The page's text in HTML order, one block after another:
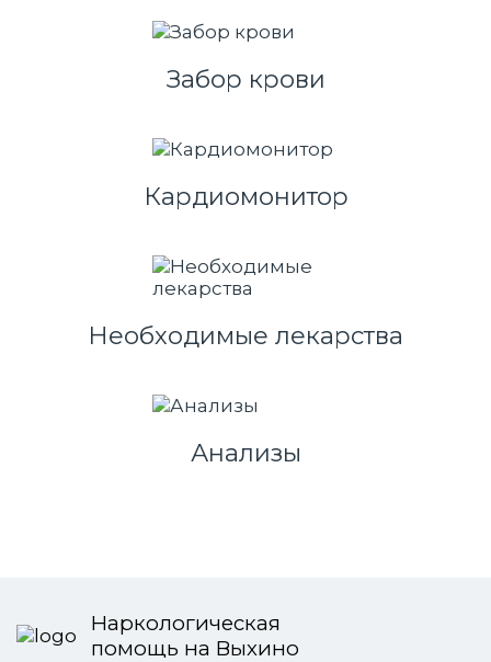
Забор крови
Кардиомонитор
Необходимые лекарства
Анализы
Наркологическая
помощь на Выхино